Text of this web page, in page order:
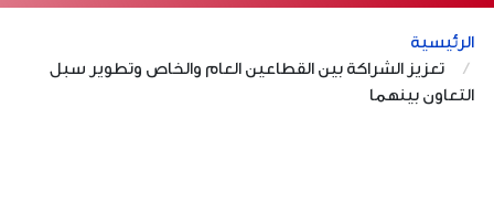
الرئيسية
تعزيز الشراكة بين القطاعين العام والخاص وتطوير سبل
التعاون بينهما